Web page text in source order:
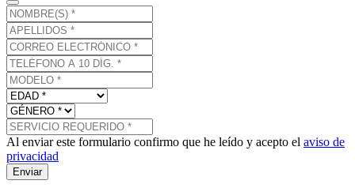
Al enviar este formulario confirmo que he leído y acepto el aviso de
privacidad
Enviar